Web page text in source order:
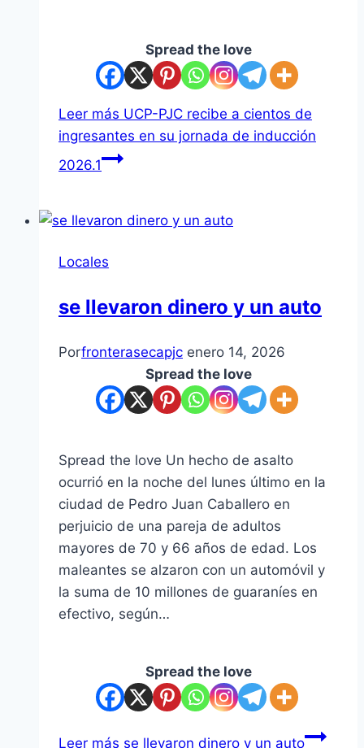
Spread the love
Leer más UCP-PJC recibe a cientos de
ingresantes en su jornada de inducción
2026.1
Locales
se llevaron dinero y un auto
Porfronterasecapjc enero 14, 2026
Spread the love
Spread the love Un hecho de asalto
ocurrió en la noche del lunes último en la
ciudad de Pedro Juan Caballero en
perjuicio de una pareja de adultos
mayores de 70 y 66 años de edad. Los
maleantes se alzaron con un automóvil y
la suma de 10 millones de guaraníes en
efectivo, según…
Spread the love
Leer más se llevaron dinero y un auto